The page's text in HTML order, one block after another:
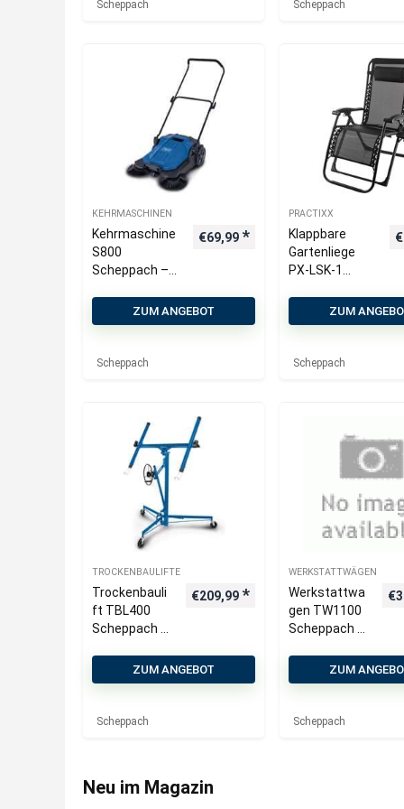
Scheppach Scheppach
KEHRMASCHINEN
Kehrmaschine
S800
Scheppach –
Kehrbreite |
2600m²/h
g | 20L
€69,99
ZUM ANGEBOT
Scheppach
PRACTIXX
Klappbare
Gartenliege
PX-LSK-1
Gesamtlänge |
Polsterlänge |
€
ZUM
Scheppach
TROCKENBAULIFTE
Trockenbauli
ft TBL400
Scheppach –
Hebebereich
1220 – 3350
neigbar
€209,99
ZUM ANGEBOT
Scheppach
WERKSTATTWÄGEN
Werkstattwa
gen TW1100
Scheppach –
Werkzeug | 7
Schubladen |
hnung abw.
€
ZUM
Scheppach
Neu im Magazin